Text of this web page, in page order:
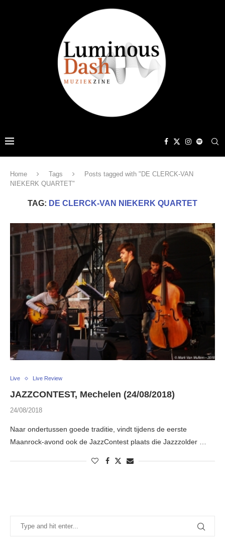
Home Tags
Posts tagged with "DE CLERCK-VAN
NIEKERK QUARTET"
TAG: DE CLERCK-VAN NIEKERK QUARTET
Live Live Review
JAZZCONTEST, Mechelen (24/08/2018)
24/08/2018
Naar ondertussen goede traditie, vindt tijdens de eerste
Maanrock-avond ook de JazzContest plaats die Jazzzolder …